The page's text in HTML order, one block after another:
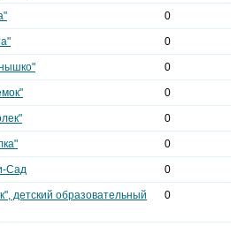
0
0
0
0
0
0
Сад 0
детский образовательный
0